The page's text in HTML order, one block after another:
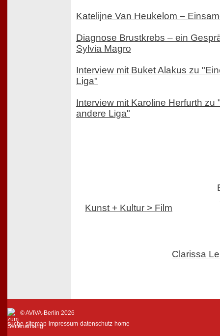
Katelijne Van Heukelom –
Diagnose Brustkrebs – ein
Sylvia Magro
Interview mit Buket Alakus zu
Liga"
Interview mit Karoline Herfurth zu
andere Liga"
Kunst + Kultur > Film
Clarissa
© AVIVA-Berlin 2026
suche sitemap impressum datenschutz home